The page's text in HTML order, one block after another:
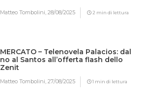
Matteo Tombolini,28/08/2025 2 min di lettura
MERCATO – Telenovela Palacios: dal
no al Santos all’offerta flash dello
Zenit
Matteo Tombolini,27/08/2025 1 min di lettura